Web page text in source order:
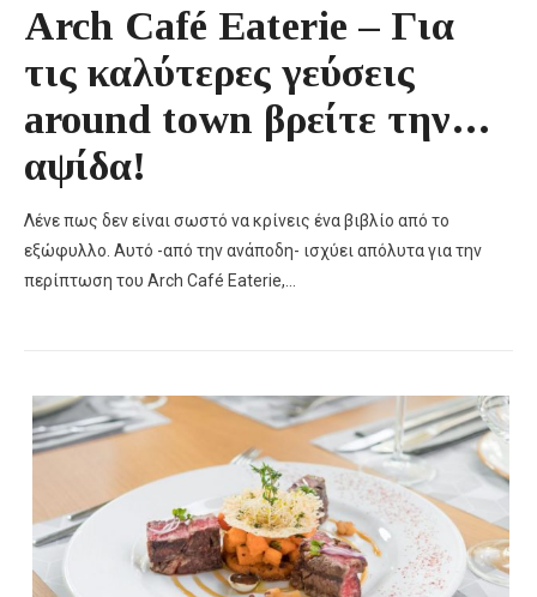
Arch Café Eaterie – Για
τις καλύτερες γεύσεις
around town βρείτε την…
αψίδα!
Λένε πως δεν είναι σωστό να κρίνεις ένα βιβλίο από το
εξώφυλλο. Αυτό -από την ανάποδη- ισχύει απόλυτα για την
περίπτωση του Arch Café Eaterie,…